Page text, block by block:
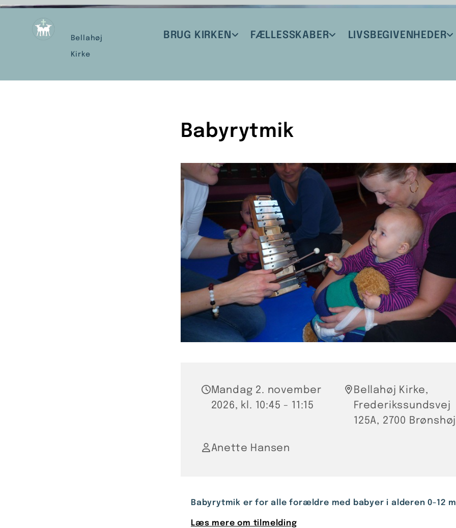
Bellahøj
Kirke
BRUG KIRKEN FÆLLESSKABER LIVSBEGIVENHEDER
Babyrytmik
Mandag 2. november
2026, kl. 10:45 - 11:15
Bellahøj Kirke,
Frederikssundsvej
125A, 2700 Brønshøj
Anette Hansen
Babyrytmik er for alle forældre med babyer i alderen 0-12
Læs mere om tilmelding